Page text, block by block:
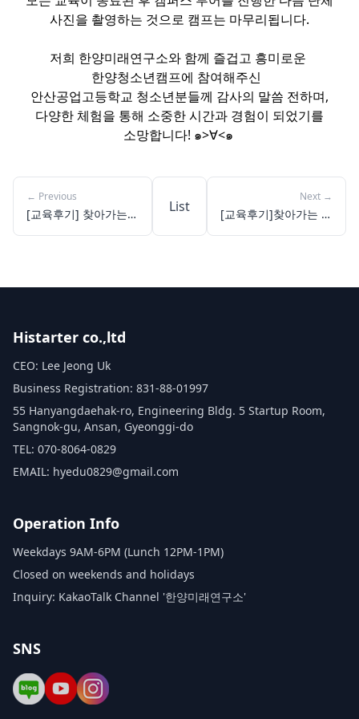
사진을 촬영하는 것으로 캠프는 마무리됩니다.
저희 한양미래연구소와 함께 즐겁고 흥미로운
한양청소년캠프에 참여해주신
안산공업고등학교 청소년분들께 감사의 말씀 전하며,
다양한 체험을 통해 소중한 시간과 경험이 되었기를
소망합니다! ๑>∀<๑ ​
← Previous
[교육후기] 찾아가는
List
Next →
[교육후기]찾아가는 체
Histarter co.,ltd
CEO: Lee Jeong Uk
Business Registration: 831-88-01997
55 Hanyangdaehak-ro, Engineering Bldg. 5 Startup Room,
Sangnok-gu, Ansan, Gyeonggi-do
TEL: 070-8064-0829
EMAIL: hyedu0829@gmail.com
Operation Info
Weekdays 9AM-6PM (Lunch 12PM-1PM)
Closed on weekends and holidays
Inquiry: KakaoTalk Channel '한양미래연구소'
SNS